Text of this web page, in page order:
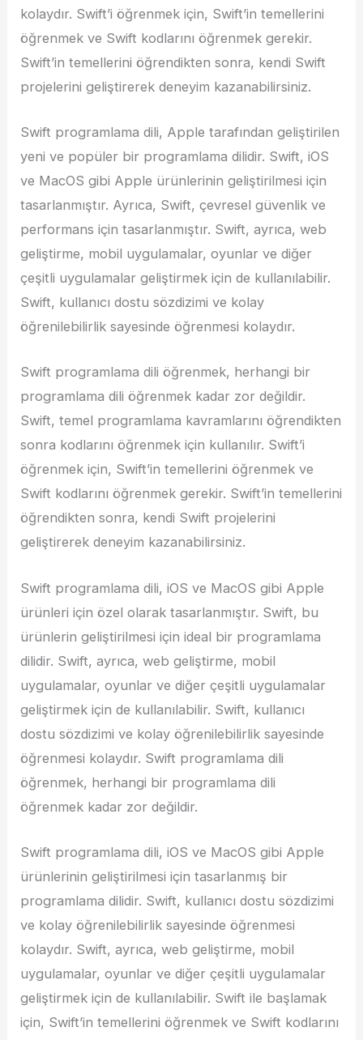
kolaydır. Swift’i öğrenmek için, Swift’in temellerini
öğrenmek ve Swift kodlarını öğrenmek gerekir.
Swift’in temellerini öğrendikten sonra, kendi Swift
projelerini geliştirerek deneyim kazanabilirsiniz.
Swift programlama dili, Apple tarafından geliştirilen
yeni ve popüler bir programlama dilidir. Swift, iOS
ve MacOS gibi Apple ürünlerinin geliştirilmesi için
tasarlanmıştır. Ayrıca, Swift, çevresel güvenlik ve
performans için tasarlanmıştır. Swift, ayrıca, web
geliştirme, mobil uygulamalar, oyunlar ve diğer
çeşitli uygulamalar geliştirmek için de kullanılabilir.
Swift, kullanıcı dostu sözdizimi ve kolay
öğrenilebilirlik sayesinde öğrenmesi kolaydır.
Swift programlama dili öğrenmek, herhangi bir
programlama dili öğrenmek kadar zor değildir.
Swift, temel programlama kavramlarını öğrendikten
sonra kodlarını öğrenmek için kullanılır. Swift’i
öğrenmek için, Swift’in temellerini öğrenmek ve
Swift kodlarını öğrenmek gerekir. Swift’in temellerini
öğrendikten sonra, kendi Swift projelerini
geliştirerek deneyim kazanabilirsiniz.
Swift programlama dili, iOS ve MacOS gibi Apple
ürünleri için özel olarak tasarlanmıştır. Swift, bu
ürünlerin geliştirilmesi için ideal bir programlama
dilidir. Swift, ayrıca, web geliştirme, mobil
uygulamalar, oyunlar ve diğer çeşitli uygulamalar
geliştirmek için de kullanılabilir. Swift, kullanıcı
dostu sözdizimi ve kolay öğrenilebilirlik sayesinde
öğrenmesi kolaydır. Swift programlama dili
öğrenmek, herhangi bir programlama dili
öğrenmek kadar zor değildir.
Swift programlama dili, iOS ve MacOS gibi Apple
ürünlerinin geliştirilmesi için tasarlanmış bir
programlama dilidir. Swift, kullanıcı dostu sözdizimi
ve kolay öğrenilebilirlik sayesinde öğrenmesi
kolaydır. Swift, ayrıca, web geliştirme, mobil
uygulamalar, oyunlar ve diğer çeşitli uygulamalar
geliştirmek için de kullanılabilir. Swift ile başlamak
için, Swift’in temellerini öğrenmek ve Swift kodlarını